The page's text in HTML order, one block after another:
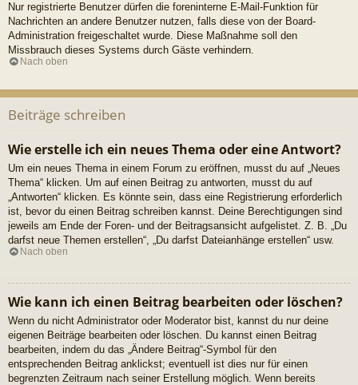
Nur registrierte Benutzer dürfen die foreninterne E-Mail-Funktion für
Nachrichten an andere Benutzer nutzen, falls diese von der Board-
Administration freigeschaltet wurde. Diese Maßnahme soll den
Missbrauch dieses Systems durch Gäste verhindern.
Nach oben
Beiträge schreiben
Wie erstelle ich ein neues Thema oder eine Antwort?
Um ein neues Thema in einem Forum zu eröffnen, musst du auf „Neues
Thema“ klicken. Um auf einen Beitrag zu antworten, musst du auf
„Antworten“ klicken. Es könnte sein, dass eine Registrierung erforderlich
ist, bevor du einen Beitrag schreiben kannst. Deine Berechtigungen sind
jeweils am Ende der Foren- und der Beitragsansicht aufgelistet. Z. B. „Du
darfst neue Themen erstellen“, „Du darfst Dateianhänge erstellen“ usw.
Nach oben
Wie kann ich einen Beitrag bearbeiten oder löschen?
Wenn du nicht Administrator oder Moderator bist, kannst du nur deine
eigenen Beiträge bearbeiten oder löschen. Du kannst einen Beitrag
bearbeiten, indem du das „Ändere Beitrag“-Symbol für den
entsprechenden Beitrag anklickst; eventuell ist dies nur für einen
begrenzten Zeitraum nach seiner Erstellung möglich. Wenn bereits